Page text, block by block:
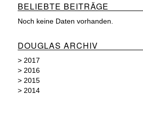
BELIEBTE BEITRÄGE
Noch keine Daten vorhanden.
DOUGLAS ARCHIV
> 2017
> 2016
> 2015
> 2014